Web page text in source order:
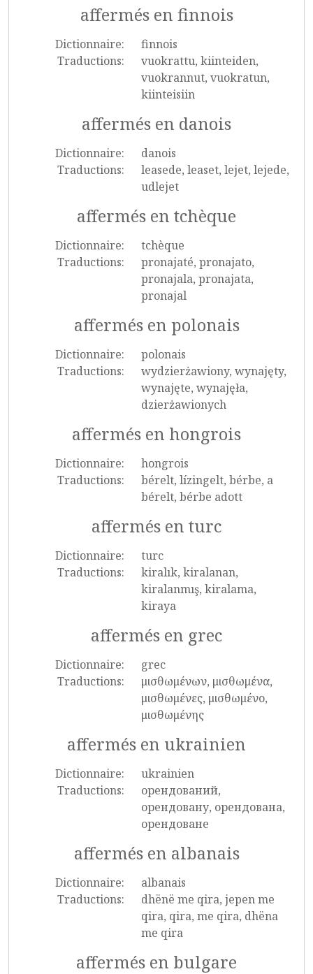
affermés en finnois
Dictionnaire:
finnois
Traductions:
vuokrattu, kiinteiden,
vuokrannut, vuokratun,
kiinteisiin
affermés en danois
Dictionnaire:
danois
Traductions:
leasede, leaset, lejet, lejede,
udlejet
affermés en tchèque
Dictionnaire:
tchèque
Traductions:
pronajaté, pronajato,
pronajala, pronajata,
pronajal
affermés en polonais
Dictionnaire:
polonais
Traductions:
wydzierżawiony, wynajęty,
wynajęte, wynajęła,
dzierżawionych
affermés en hongrois
Dictionnaire:
hongrois
Traductions:
bérelt, lízingelt, bérbe, a
bérelt, bérbe adott
affermés en turc
Dictionnaire:
turc
Traductions:
kiralık, kiralanan,
kiralanmış, kiralama,
kiraya
affermés en grec
Dictionnaire:
grec
Traductions:
μισθωμένων, μισθωμένα,
μισθωμένες, μισθωμένο,
μισθωμένης
affermés en ukrainien
Dictionnaire:
ukrainien
Traductions:
орендований,
орендовану, орендована,
орендоване
affermés en albanais
Dictionnaire:
albanais
Traductions:
dhënë me qira, jepen me
qira, qira, me qira, dhëna
me qira
affermés en bulgare